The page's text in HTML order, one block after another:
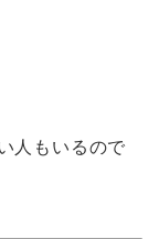
人もいるので